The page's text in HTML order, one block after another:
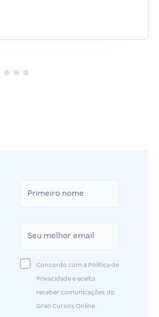
Concordo com a Política de
Privacidade e aceito
receber comunicações do
Gran Cursos Online.